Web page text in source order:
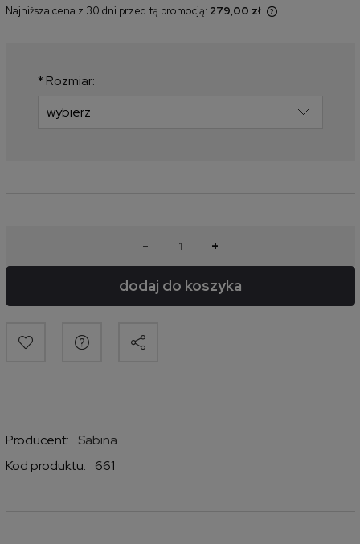
Najniższa cena z 30 dni przed tą promocją: 279,00 zł
* Rozmiar:
- +
dodaj do koszyka
Producent:
Sabina
Kod produktu:
661